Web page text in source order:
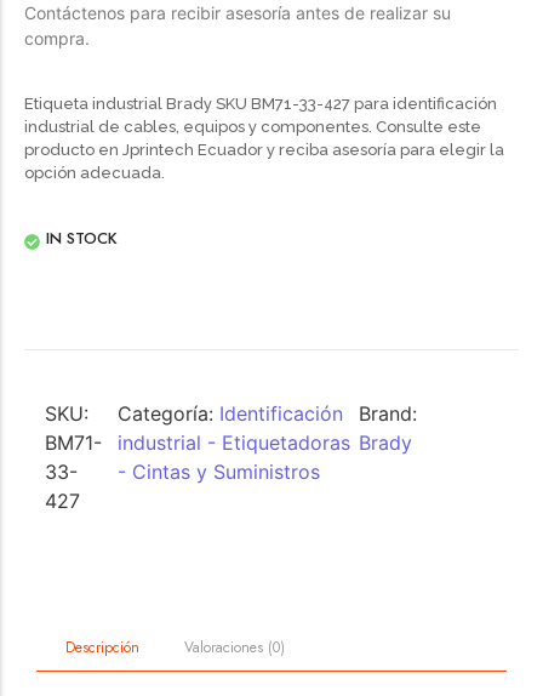
Contáctenos para recibir asesoría antes de realizar su
compra.
Etiqueta industrial Brady SKU BM71-33-427 para identificación
industrial de cables, equipos y componentes. Consulte este
producto en Jprintech Ecuador y reciba asesoría para elegir la
opción adecuada.
IN STOCK
SKU:
BM71-
33-
427
Categoría: Identificación
industrial - Etiquetadoras
- Cintas y Suministros
Brand:
Brady
Descripción Valoraciones (0)